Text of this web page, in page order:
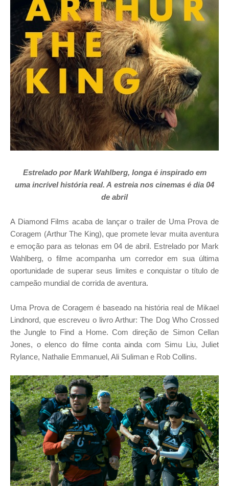
Estrelado porMark Wahlberg, longa éinspirado em
uma incrívelhistória real. A estreia nos cinemas é dia 04
de abril
A Diamond Films acaba de lançar o trailer de Uma Prova de
Coragem (Arthur The King), que promete levar muita aventura
e emoção para as telonas em 04 de abril. Estrelado por Mark
Wahlberg, o filme acompanha um corredor em sua última
oportunidade de superar seus limites e conquistar o título de
campeão mundial de corrida de aventura.
Uma Prova de Coragem é baseado na história real de Mikael
Lindnord, que escreveu o livro Arthur: The Dog Who Crossed
the Jungle to Find a Home. Com direção de Simon Cellan
Jones, o elenco do filme conta ainda com Simu Liu, Juliet
Rylance, Nathalie Emmanuel, Ali Suliman e Rob Collins.